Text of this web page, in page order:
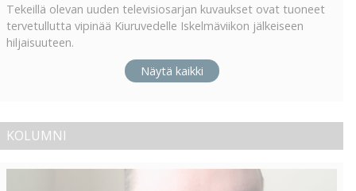
Tekeillä olevan uuden televisiosarjan kuvaukset ovat tuoneet
tervetullutta vipinää Kiuruvedelle Iskelmäviikon jälkeiseen
hiljaisuuteen.
Näytä kaikki
KOLUMNI